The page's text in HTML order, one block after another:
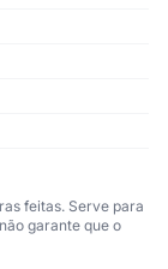
feitas. Serve para
garante que o